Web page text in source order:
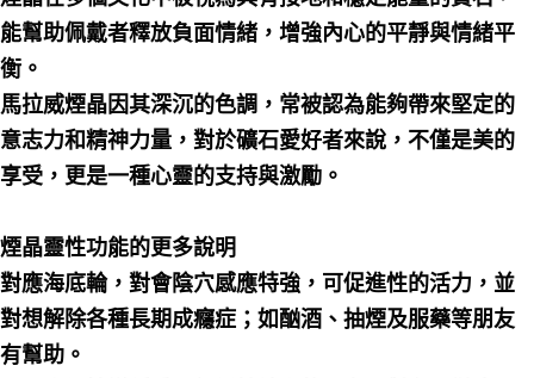
能幫助佩戴者釋放負面情緒，增強內心的平靜與情緒平
衡。
馬拉威煙晶因其深沉的色調，常被認為能夠帶來堅定的
意志力和精神力量，對於礦石愛好者來說，不僅是美的
享受，更是一種心靈的支持與激勵。
煙晶靈性功能的更多說明
對應海底輪，對會陰穴感應特強，可促進性的活力，並
對想解除各種長期成癮症；如酗酒、抽煙及服藥等朋友
有幫助。